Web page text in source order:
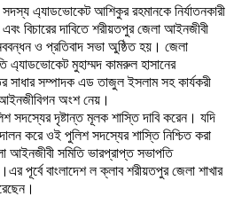
এ্যাডভোকেট আশিকুর রহমানকে নির্যাতনকারী
বিচারের দাবিতে শরীয়তপুর জেলা আইনজীবী
ও প্রতিবাদ সভা অুষ্ঠিত হয়। জেলা
এ্যাডভোকেট মুহাম্মদ কামরুল হাসানের
সাধার সম্পাদক এড তাজুল ইসলাম সহ কার্যকরী
অংশ নেয়।
সদস্যের দৃষ্টান্ত মূলক শাস্তি দাবি করেন। যদি
করে ওই পুলিশ সদস্যের শাস্তি নিশ্চিত করা
আইনজীবী সমিতি ভারপ্রাপ্ত সভাপতি
পূর্বে বাংলাদেশ ল ক্লাব শরীয়তপুর জেলা শাখার